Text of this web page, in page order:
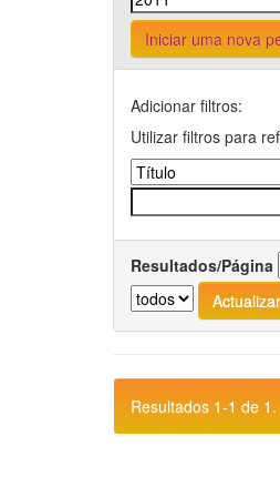
Iniciar uma nova
Adicionar filtros:
Utilizar filtros para
Resultados/Página
Resultados 1-1 de 1.